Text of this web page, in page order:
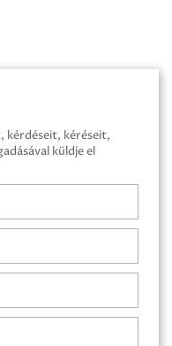
kérdéseit, kéréseit,
küldje el